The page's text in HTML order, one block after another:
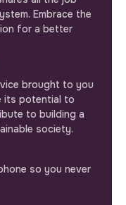
Embrace the
for a better
brought to you
its potential to
to building a
society.
so you never